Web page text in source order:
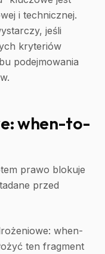
i technicznej.
jeśli
kryteriów
podejmowania
when-to-
prawo blokuje
przed
when-
ten fragment